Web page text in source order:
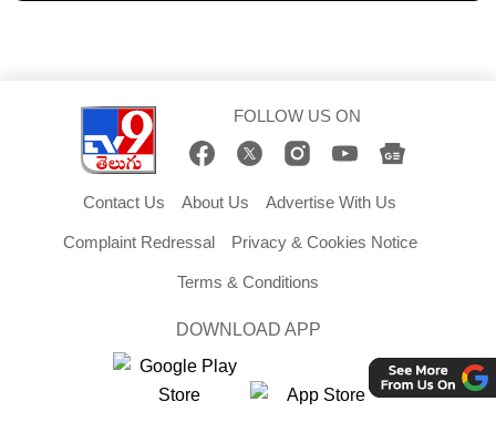
FOLLOW US ON
Contact Us About Us Advertise With Us
Complaint Redressal Privacy & Cookies Notice
Terms & Conditions
DOWNLOAD APP